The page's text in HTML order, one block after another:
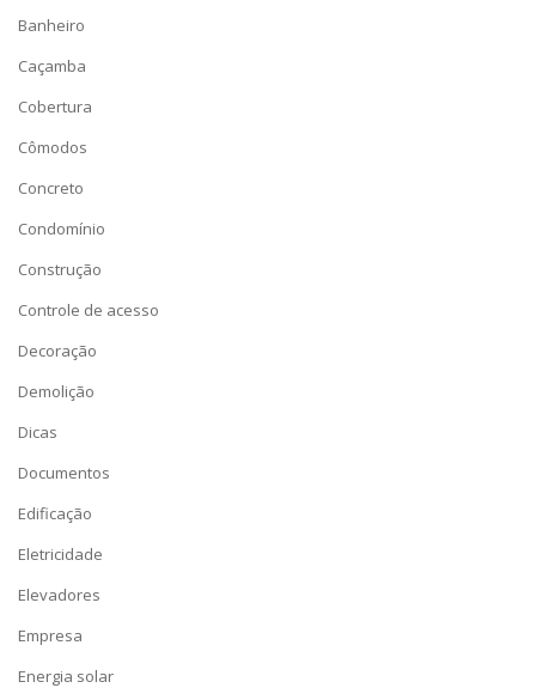
Banheiro
Caçamba
Cobertura
Cômodos
Concreto
Condomínio
Construção
Controle de acesso
Decoração
Demolição
Dicas
Documentos
Edificação
Eletricidade
Elevadores
Empresa
Energia solar